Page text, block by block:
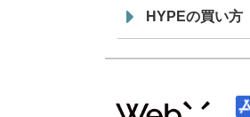
HYPEの買い方